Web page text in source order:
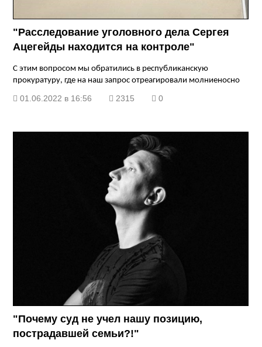
"Расследование уголовного дела Сергея
Ацегейды находится на контроле"
С этим вопросом мы обратились в республиканскую
прокуратуру, где на наш запрос отреагировали молниеносно
01.06.2022 в 16:56 2315 0
"Почему суд не учел нашу позицию,
пострадавшей семьи?!"